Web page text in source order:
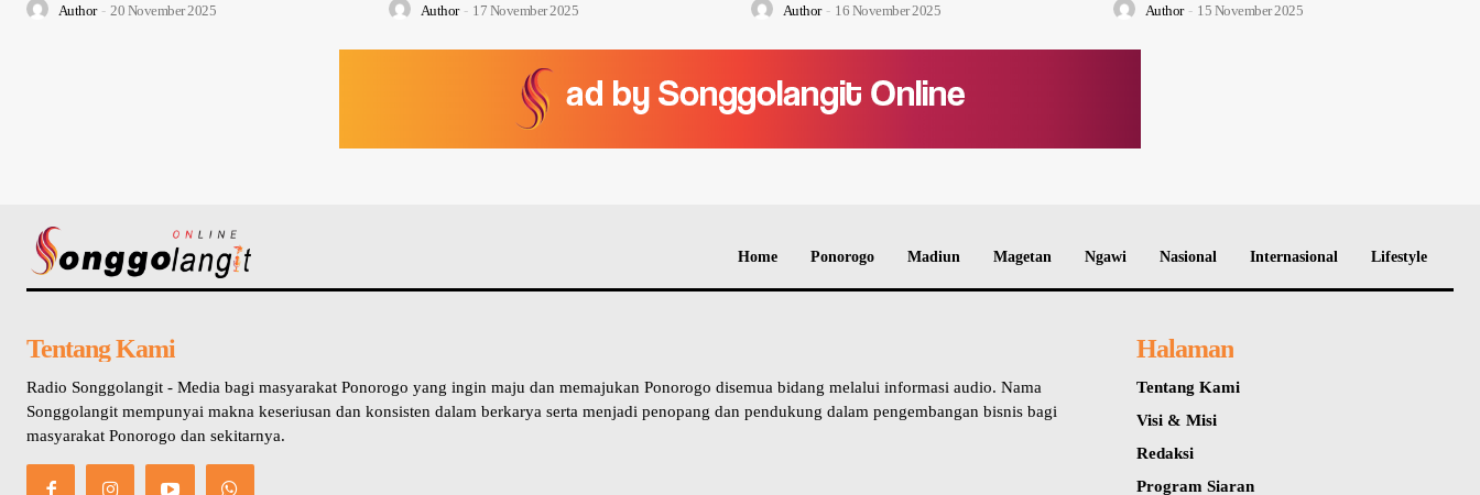
Author - 20 November 2025 Author - 17 November 2025 Author - 16 November 2025 Author - 15 November 2025
Home Ponorogo Madiun Magetan Ngawi Nasional Internasional Lifestyle
Tentang Kami
Radio Songgolangit - Media bagi masyarakat Ponorogo yang ingin maju dan memajukan Ponorogo disemua bidang melalui informasi audio. Nama
Songgolangit mempunyai makna keseriusan dan konsisten dalam berkarya serta menjadi penopang dan pendukung dalam pengembangan bisnis bagi
masyarakat Ponorogo dan sekitarnya.
Halaman
Tentang Kami
Visi & Misi
Redaksi
Program Siaran